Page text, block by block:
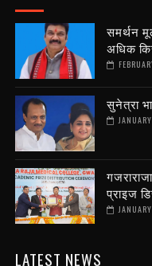
समर्थन
अधिक
सुनेत्रा
प्राइज
LATEST NEWS